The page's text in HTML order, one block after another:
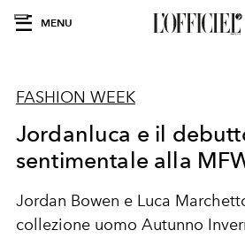
MENU
FASHION WEEK
Jordanluca e il
sentimentale alla
Jordan Bowen e Luca
collezione uomo Autunno